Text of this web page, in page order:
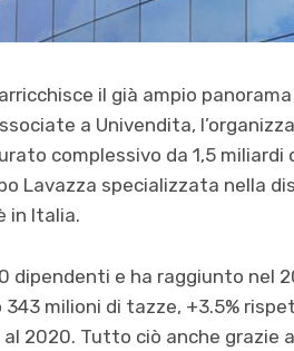
il già ampio
a Univendita,
complessivo da 1,5
Lavazza specializzata nella
in Italia.
dipendenti e ha raggiunto nel
milioni di tazze, +3.5%
2020. Tutto ciò anche grazie